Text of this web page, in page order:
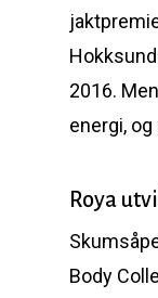
2016.
energi,
Roya
Body